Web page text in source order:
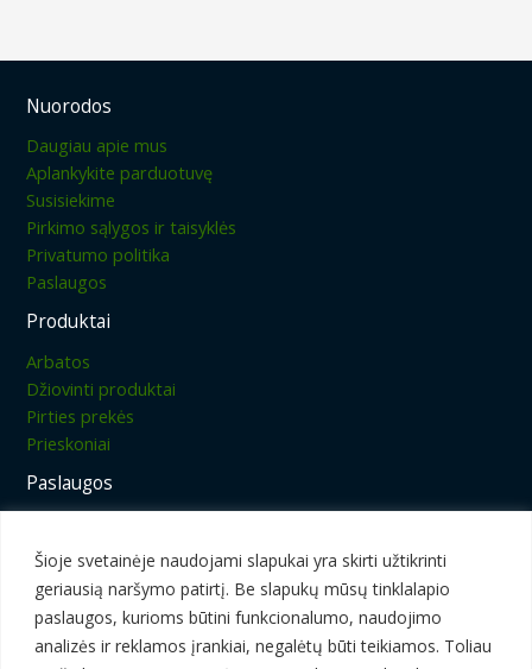
Šioje svetainėje naudojami slapukai yra skirti užtikrinti
geriausią naršymo patirtį. Be slapukų mūsų tinklalapio
paslaugos, kurioms būtini funkcionalumo, naudojimo
analizės ir reklamos įrankiai, negalėtų būti teikiamos. Toliau
Nuorodos
Daugiau apie mus
Aplankykite parduotuvę
Susisiekime
Pirkimo sąlygos ir taisyklės
Privatumo politika
Paslaugos
Produktai
Arbatos
Džiovinti produktai
Pirties prekės
Prieskoniai
Paslaugos
Džiovinimas